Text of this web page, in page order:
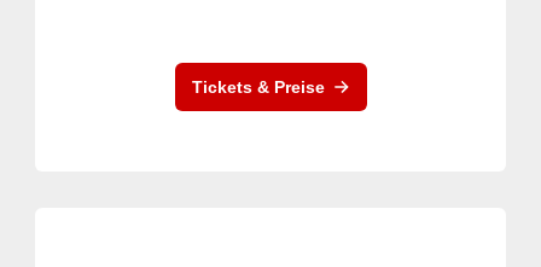
Tickets & Preise